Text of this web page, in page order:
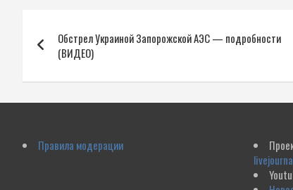
по
записям
Обстрел Украиной Запорожской АЭС — подробности
(ВИДЕО)
Правила модерации